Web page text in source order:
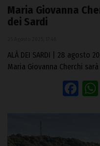
Maria Giovanna
dei Sardi
ALÀ DEI SARDI | 28 agosto
Maria Giovanna Cherchi